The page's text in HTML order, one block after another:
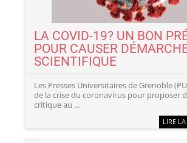
LA COVID-19? UN BON
POUR CAUSER
SCIENTIFIQUE
Les Presses Universitaires de Grenoble
de la crise du coronavirus pour proposer
critique au ...
LIRE